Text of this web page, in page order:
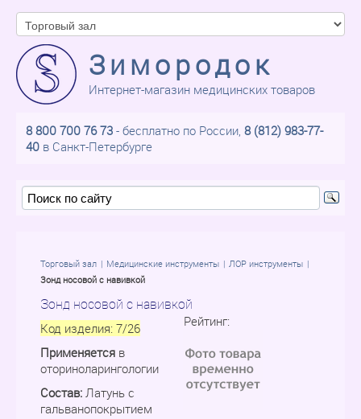
Зимородок
Интернет-магазин медицинских товаров
8 800 700 76 73 - бесплатно по России, 8 (812) 983-77-
40 в Санкт-Петербурге
Торговый зал Медицинские инструменты
ЛОР инструменты
Зонд носовой с навивкой
Зонд носовой с навивкой
Рейтинг:
Код изделия: 7/26
Применяется в
оториноларингологии
Состав: Латунь с
гальванопокрытием